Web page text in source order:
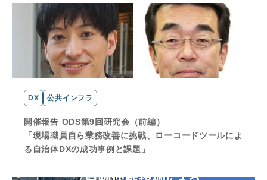
DX 公共インフラ
開催報告 ODS第9回研究会（前編）
「現場職員自ら業務改善に挑戦、ローコードツールによ
る自治体DXの成功事例と課題」